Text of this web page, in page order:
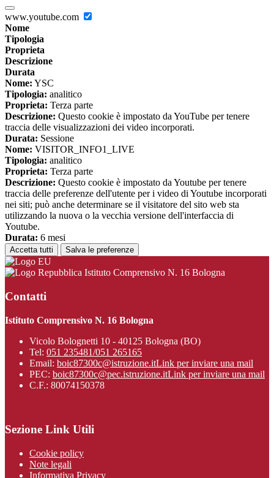
www.youtube.com
Nome
Tipologia
Proprieta
Descrizione
Durata
Nome: YSC
Tipologia: analitico
Proprieta: Terza parte
Descrizione: Questo cookie è impostato da YouTube per tenere
traccia delle visualizzazioni dei video incorporati.
Durata: Sessione
Nome: VISITOR_INFO1_LIVE
Tipologia: analitico
Proprieta: Terza parte
Descrizione: Questo cookie è impostato da Youtube per tenere
traccia delle preferenze dell'utente per i video di Youtube incorporati
nei siti; può anche determinare se il visitatore del sito web sta
utilizzando la nuova o la vecchia versione dell'interfaccia di
Youtube.
Durata: 6 mesi
Accetta tutti Salva le preferenze
Istituto Comprensivo N. 16 Bologna
Contatti
Istituto Comprensivo N. 16 Bologna
Vicolo Bolognetti 10 - 40125 Bologna (BO)
Tel: 051 235481/051 265165
Email: boic87300c@istruzione.itLink per inviare una mail
PEC: boic87300c@pec.istruzione.itLink per inviare una mail
C.F.: 80074150378
Sezione Link Utili
Cookie policy
Note legali
Informativa Privacy